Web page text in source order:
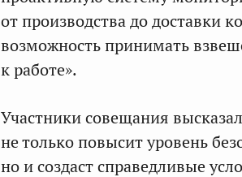
от производства до доставки
возможность принимать
к работе».
Участники совещания
не только повысит уровень
но и создаст справедливые